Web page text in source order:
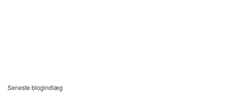
Seneste blogindlæg